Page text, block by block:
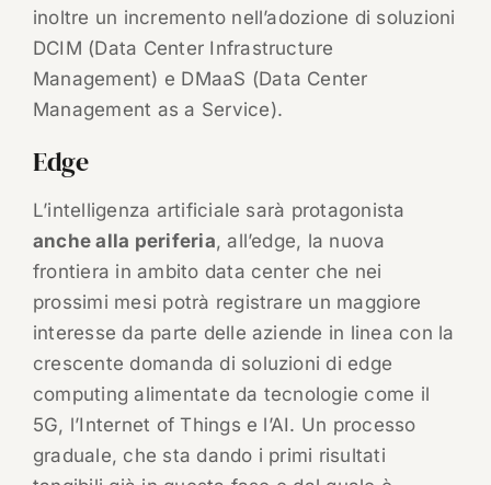
inoltre un incremento nell’adozione di soluzioni
DCIM (Data Center Infrastructure
Management) e DMaaS (Data Center
Management as a Service).
Edge
L’intelligenza artificiale sarà protagonista
anche alla periferia, all’edge, la nuova
frontiera in ambito data center che nei
prossimi mesi potrà registrare un maggiore
interesse da parte delle aziende in linea con la
crescente domanda di soluzioni di edge
computing alimentate da tecnologie come il
5G, l’Internet of Things e l’AI. Un processo
graduale, che sta dando i primi risultati